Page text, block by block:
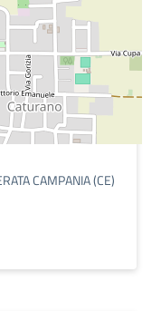
CAMPANIA (CE)